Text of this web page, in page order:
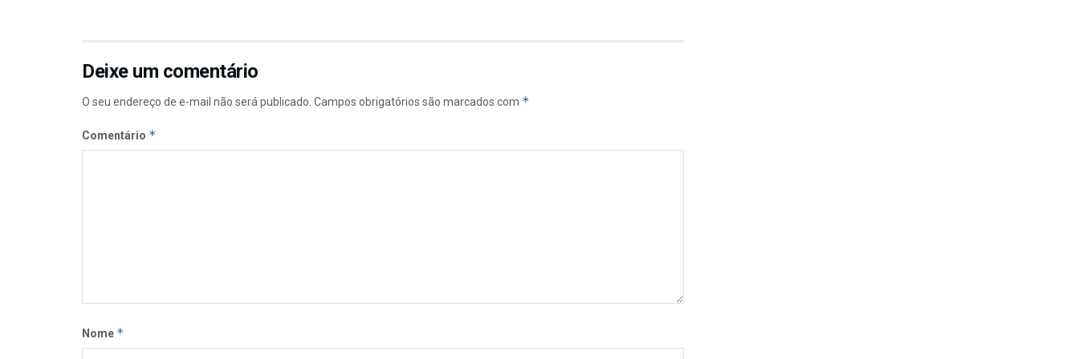
Deixe um comentário
O seu endereço de e-mail não será publicado. Campos obrigatórios são marcados com *
Comentário *
Nome *